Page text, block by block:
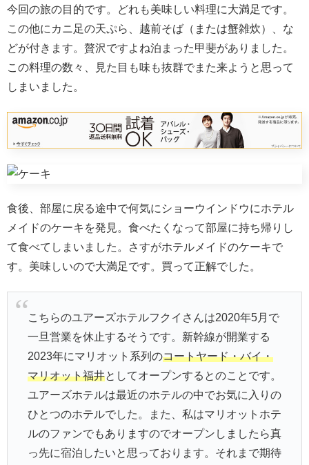
今回の旅の目的です。どれも美味しい料理に大満足です。
この他にカニ足の天ぷら、越前そば（または蟹雑炊）、な
どが付きます。贅沢ですよね泊まった甲斐がありました。
この料理の数々、見た目も味も抜群でまた来ようと思って
しまいました。
食後、部屋に戻る途中で何気にショーウインドウにホテル
メイドのケーキを発見。食べたくなって部屋に持ち帰りし
て食べてしまいました。さすがホテルメイドのケーキで
す。美味しいので大満足です。買って正解でした。
こちらのユアーズホテルフクイさんは2020年5月で
一旦営業を休止するそうです。新幹線が開業する
2023年にマリオット系列のコートヤード・バイ・
マリオット福井としてオープンするとのことです。
ユアーズホテルは最近のホテルの中でお気に入りの
ひとつのホテルでした。また、私はマリオットホテ
ルのファンでもありますのでオープンしましたら真
っ先に宿泊したいと思っております。それまで期待